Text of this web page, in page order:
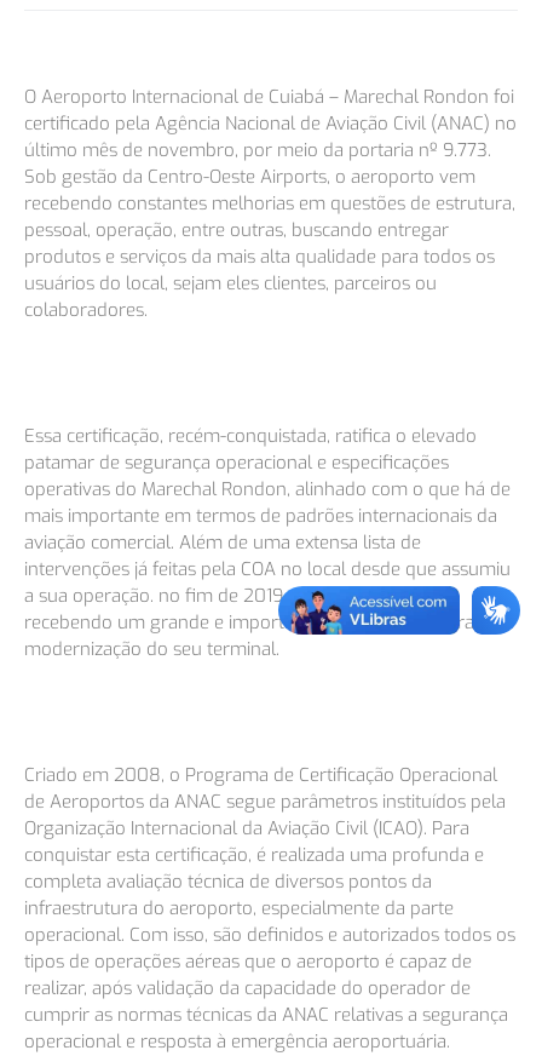
O Aeroporto Internacional de Cuiabá – Marechal Rondon foi
certificado pela Agência Nacional de Aviação Civil (ANAC) no
último mês de novembro, por meio da portaria nº 9.773.
Sob gestão da Centro-Oeste Airports, o aeroporto vem
recebendo constantes melhorias em questões de estrutura,
pessoal, operação, entre outras, buscando entregar
produtos e serviços da mais alta qualidade para todos os
usuários do local, sejam eles clientes, parceiros ou
colaboradores.
Essa certificação, recém-conquistada, ratifica o elevado
patamar de segurança operacional e especificações
operativas do Marechal Rondon, alinhado com o que há de
mais importante em termos de padrões internacionais da
aviação comercial. Além de uma extensa lista de
intervenções já feitas pela COA no local desde que assumiu
a sua operação. no fim de 2019, o aeroporto está
recebendo um grande e importante investimento para a
modernização do seu terminal.
Criado em 2008, o Programa de Certificação Operacional
de Aeroportos da ANAC segue parâmetros instituídos pela
Organização Internacional da Aviação Civil (ICAO). Para
conquistar esta certificação, é realizada uma profunda e
completa avaliação técnica de diversos pontos da
infraestrutura do aeroporto, especialmente da parte
operacional. Com isso, são definidos e autorizados todos os
tipos de operações aéreas que o aeroporto é capaz de
realizar, após validação da capacidade do operador de
cumprir as normas técnicas da ANAC relativas a segurança
operacional e resposta à emergência aeroportuária.